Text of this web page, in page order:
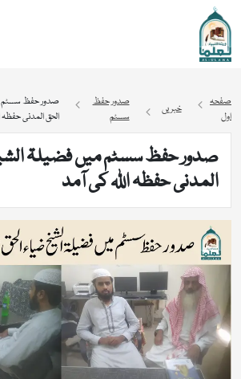
صفحہ
اول
خبریں
صدور حفظ
سسٹم
صدور حفظ سسٹم
الحق المدنی حفظہ
صدور حفظ سسٹم میں فضیلۃ
المدنی حفظہ اللہ کی آمد